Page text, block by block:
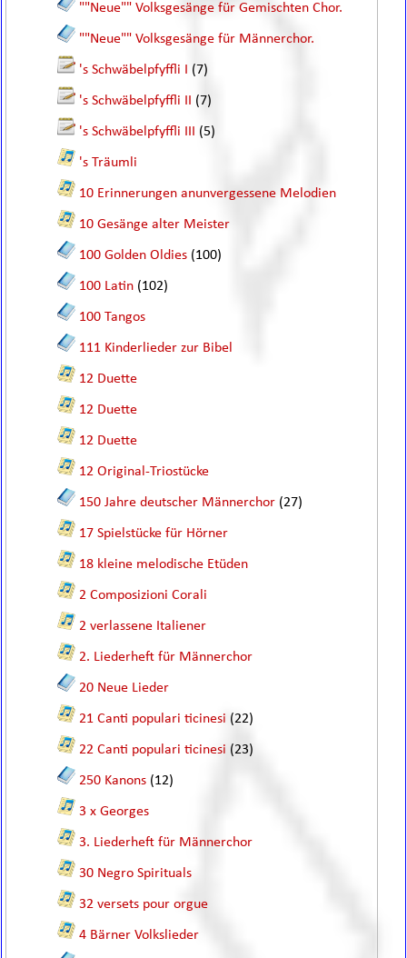
""Neue"" Volksgesänge für Gemischten Chor.
""Neue"" Volksgesänge für Männerchor.
's Schwäbelpfyffli I (7)
's Schwäbelpfyffli II (7)
's Schwäbelpfyffli III (5)
's Träumli
10 Erinnerungen anunvergessene Melodien
10 Gesänge alter Meister
100 Golden Oldies (100)
100 Latin (102)
100 Tangos
111 Kinderlieder zur Bibel
12 Duette
12 Duette
12 Duette
12 Original-Triostücke
150 Jahre deutscher Männerchor (27)
17 Spielstücke für Hörner
18 kleine melodische Etüden
2 Composizioni Corali
2 verlassene Italiener
2. Liederheft für Männerchor
20 Neue Lieder
21 Canti populari ticinesi (22)
22 Canti populari ticinesi (23)
250 Kanons (12)
3 x Georges
3. Liederheft für Männerchor
30 Negro Spirituals
32 versets pour orgue
4 Bärner Volkslieder